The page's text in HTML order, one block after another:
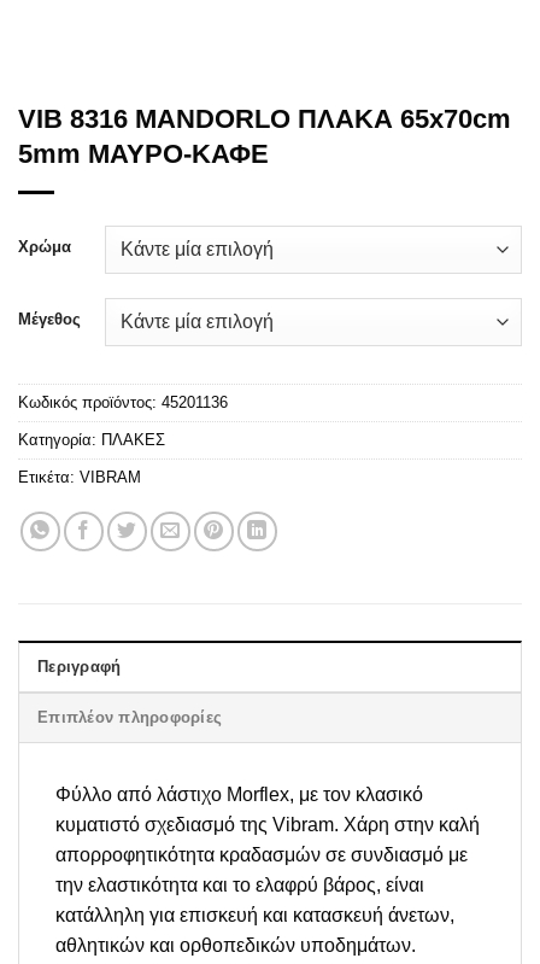
VIB 8316 MANDORLO ΠΛΑΚΑ 65x70cm
5mm ΜΑΥΡΟ-ΚΑΦΕ
Χρώμα
Μέγεθος
Κωδικός προϊόντος: 45201136
Κατηγορία: ΠΛΑΚΕΣ
Ετικέτα: VIBRAM
Περιγραφή
Επιπλέον πληροφορίες
Φύλλο από λάστιχο Morflex, με τον κλασικό
κυματιστό σχεδιασμό της Vibram. Χάρη στην καλή
απορροφητικότητα κραδασμών σε συνδιασμό με
την ελαστικότητα και το ελαφρύ βάρος, είναι
κατάλληλη για επισκευή και κατασκευή άνετων,
αθλητικών και ορθοπεδικών υποδημάτων.